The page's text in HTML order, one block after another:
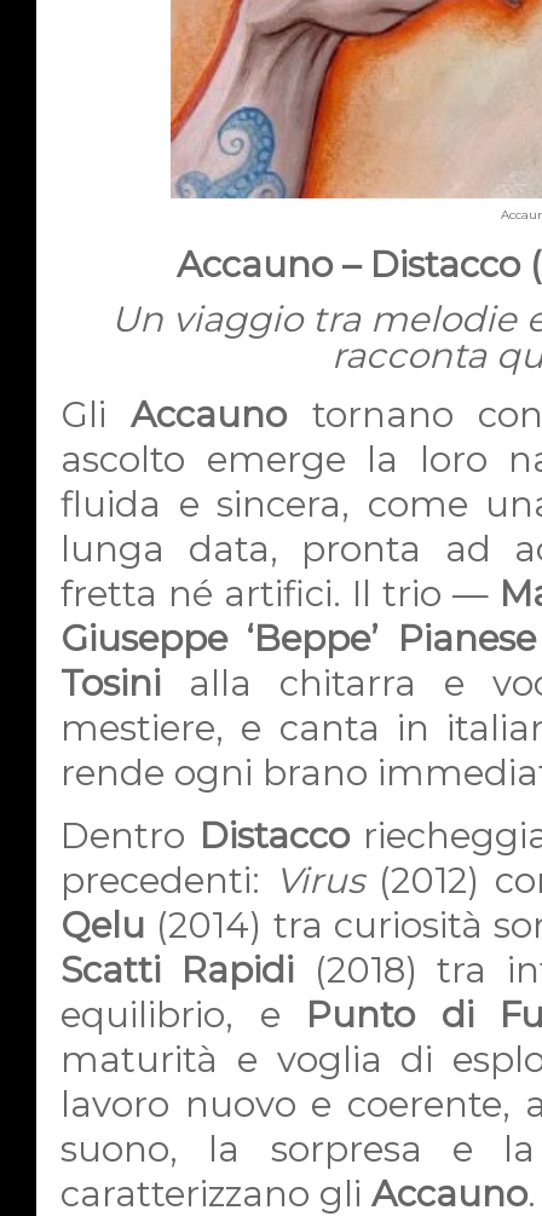
Accauno – Distacco
Un viaggio tra melodie
racconta
GliAccaunotornano
ascolto emerge la loro
fluida e sincera, come
lunga data, pronta ad
fretta né artifici. Il trio —
Giuseppe ‘Beppe’ Pianese
Tosini alla chitarra e
mestiere, e canta in
rende ogni brano
Dentro Distacco
precedenti: Virus(2012)
Qelu (2014) tra curiosità
Scatti Rapidi(2018) tra
equilibrio, e Punto di
maturità e voglia di
lavoro nuovo e coerente,
suono, la sorpresa e
caratterizzano gli Accauno.